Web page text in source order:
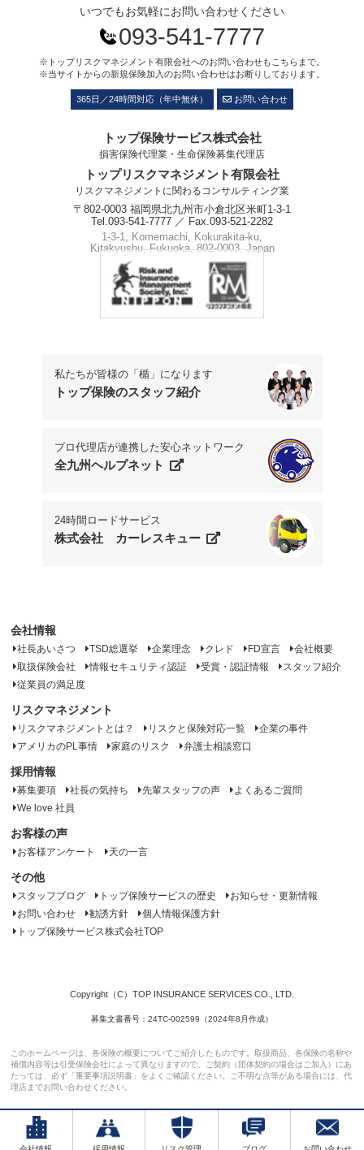
いつでもお気軽にお問い合わせください
093-541-7777
※トップリスクマネジメント有限会社へのお問い合わせもこちらまで。
※当サイトからの新規保険加入のお問い合わせはお断りしております。
365日／24時間対応（年中無休） お問い合わせ
トップ保険サービス株式会社
損害保険代理業・生命保険募集代理店
トップリスクマネジメント有限会社
リスクマネジメントに関わるコンサルティング業
〒802-0003 福岡県北九州市小倉北区米町1-3-1
Tel.093-541-7777 ／ Fax.093-521-2282
1-3-1, Komemachi, Kokurakita-ku,
Kitakyushu, Fukuoka, 802-0003, Japan
Phone.+81-93-541-7777
私たちが皆様の「楯」になります
トップ保険のスタッフ紹介
プロ代理店が連携した安心ネットワーク
全九州ヘルプネット
24時間ロードサービス
株式会社 カーレスキュー
会社情報
社長あいさつ TSD総選挙 企業理念 クレド FD宣言
会社概要
取扱保険会社
情報セキュリティ認証 受賞・認証情報
スタッフ紹介
従業員の満足度
リスクマネジメント
リスクマネジメントとは？ リスクと保険対応一覧
企業の事件
アメリカのPL事情
家庭のリスク 弁護士相談窓口
採用情報
募集要項 社長の気持ち 先輩スタッフの声
よくあるご質問
We love 社員
お客様の声
お客様アンケート 天の一言
その他
スタッフブログ トップ保険サービスの歴史
お知らせ・更新情報
お問い合わせ
勧誘方針
個人情報保護方針
トップ保険サービス株式会社TOP
Copyright（C）TOP INSURANCE SERVICES CO., LTD.
募集文書番号：24TC-002599（2024年8月作成）
このホームページは、各保険の概要についてご紹介したものです。取扱商品、各保険の名称や
補償内容等は引受保険会社によって異なりますので、ご契約（団体契約の場合はご加入）にあ
たっては、必ず「重要事項説明書」をよくご確認ください。ご不明な点等がある場合には、代
理店までお問い合わせください。